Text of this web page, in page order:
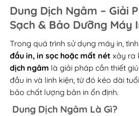
Dung Dịch Ngâm – Giải
Sạch & Bảo Dưỡng Máy
Trong quá trình sử dụng máy in,
đầu in, in sọc hoặc mất nét xảy ra
dịch ngâm là giải pháp cần thiết
đầu in và linh kiện, từ đó kéo dài
bảo chất lượng bản in ổn định.
Dung Dịch Ngâm Là Gì?